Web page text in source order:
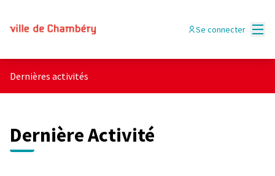
Se connecter
Dernières activités
Dernière Activité